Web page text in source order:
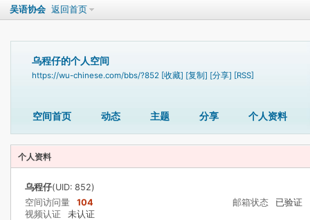
吴语协会 返回首页
乌程仔的个人空间
https://wu-chinese.com/bbs/?852 [收藏] [复制] [分享] [RSS]
空间首页 动态 主题 分享 个人资料
个人资料
乌程仔(UID: 852)
空间访问量
104 邮箱状态
已验证
视频认证
未认证